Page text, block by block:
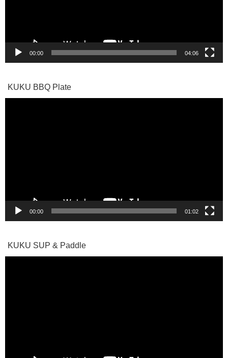
00:00 04:06
KUKU BBQ Plate
00:00 01:02
KUKU SUP & Paddle